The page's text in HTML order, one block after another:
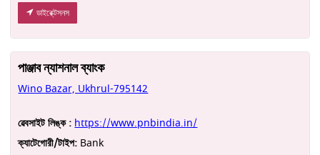
ডাইরে্ক্টসনস
পাঞ্জাব ন্যাশনাল ব্যাংক
Wino Bazar, Ukhrul-795142
ৱেবসাইট লিঙ্ক : https://www.pnbindia.in/
ক্যাটেগোরী/টাইপ: Bank